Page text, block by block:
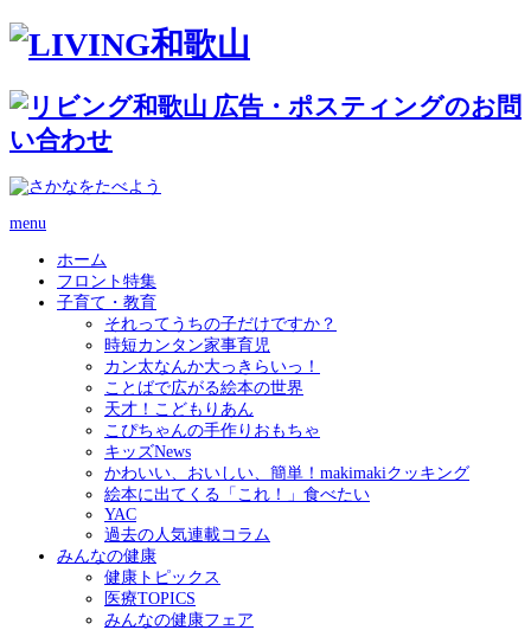
menu
ホーム
フロント特集
子育て・教育
それってうちの子だけですか？
時短カンタン家事育児
カン太なんか大っきらいっ！
ことばで広がる絵本の世界
天才！こどもりあん
こぴちゃんの手作りおもちゃ
キッズNews
かわいい、おいしい、簡単！makimakiクッキング
絵本に出てくる「これ！」食べたい
YAC
過去の人気連載コラム
みんなの健康
健康トピックス
医療TOPICS
みんなの健康フェア